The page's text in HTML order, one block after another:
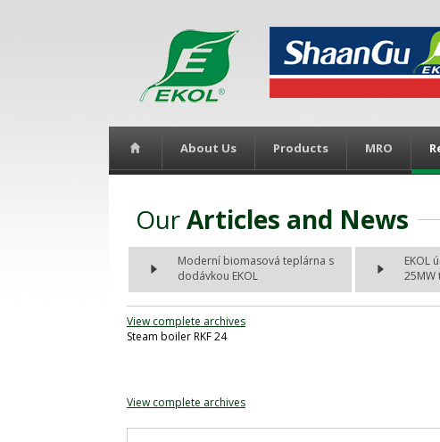
About Us Products MRO
OurArticles and News
Moderní biomasová teplárna s
dodávkou EKOL
EKOL
View complete archives
Steam boiler RKF 24
View complete archives